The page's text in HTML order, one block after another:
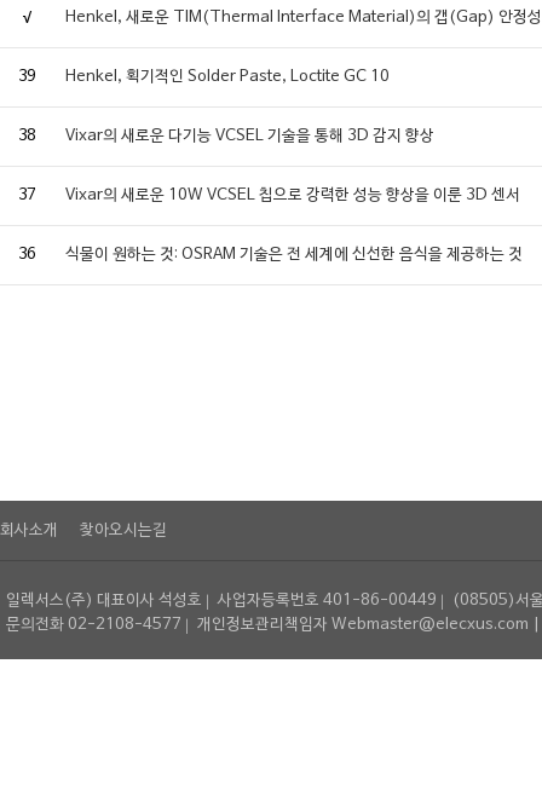
√ Henkel, 새로운 TIM(Thermal Interface Material)의 갭(Gap) 안정성
39 Henkel, 획기적인 Solder Paste, Loctite GC 10
38 Vixar의 새로운 다기능 VCSEL 기술을 통해 3D 감지 향상
37 Vixar의 새로운 10W VCSEL 칩으로 강력한 성능 향상을 이룬 3D 센서
36 식물이 원하는 것: OSRAM 기술은 전 세계에 신선한 음식을 제공하는 것
회사소개 찾아오시는길
일렉서스(주) 대표이사 석성호 사업자등록번호 401-86-00449
(08505)서
문의전화 02-2108-4577
개인정보관리책임자